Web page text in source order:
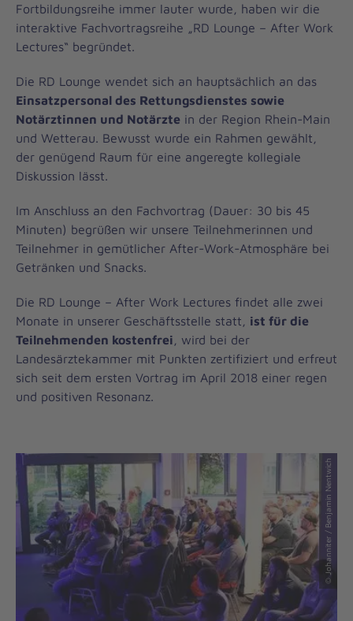
Fortbildungsreihe immer lauter wurde, haben wir die
interaktive Fachvortragsreihe „RD Lounge – After Work
Lectures“ begründet.
Die RD Lounge wendet sich an hauptsächlich an das
Einsatzpersonal des Rettungsdienstes sowie
Notärztinnen und Notärzte in der Region Rhein-Main
und Wetterau. Bewusst wurde ein Rahmen gewählt,
der genügend Raum für eine angeregte kollegiale
Diskussion lässt.
Im Anschluss an den Fachvortrag (Dauer: 30 bis 45
Minuten) begrüßen wir unsere Teilnehmerinnen und
Teilnehmer in gemütlicher After-Work-Atmosphäre bei
Getränken und Snacks.
Die RD Lounge – After Work Lectures findet alle zwei
Monate in unserer Geschäftsstelle statt, ist für die
Teilnehmenden kostenfrei , wird bei der
Landesärztekammer mit Punkten zertifiziert und erfreut
sich seit dem ersten Vortrag im April 2018 einer regen
und positiven Resonanz.
© Johanniter / Benjamin Nentwich